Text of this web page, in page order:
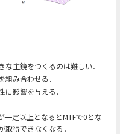
主鏡をつくるのは難しい．
み合わせる．
影響を与える．
一定以上となるとMTFで0とな
得できなくなる．